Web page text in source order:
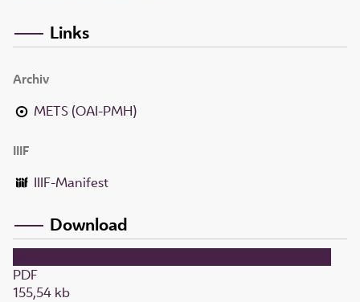
Links
Archiv
METS (OAI-PMH)
IIIF
IIIF-Manifest
Download
PDF
155,54 kb